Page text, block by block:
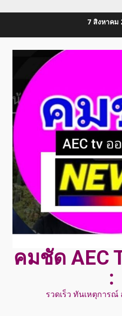
7 สิงหาคม
คมชัด AEC
:
รวดเร็ว ทันเหตุการณ์